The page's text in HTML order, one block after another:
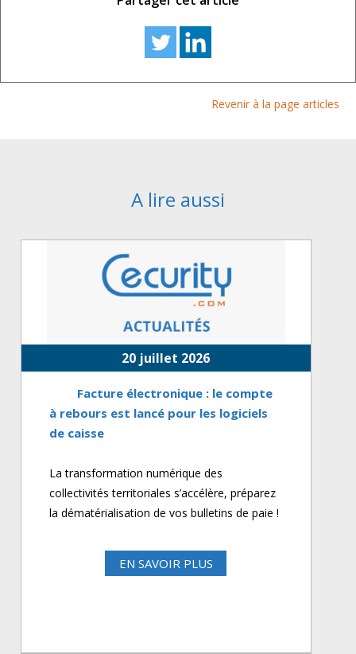
Revenir à la page articles
A lire aussi
20 juillet 2026
Facture électronique : le compte
à rebours est lancé pour les logiciels
de caisse
La transformation numérique des
collectivités territoriales s’accélère, préparez
la dématérialisation de vos bulletins de paie !
EN SAVOIR PLUS